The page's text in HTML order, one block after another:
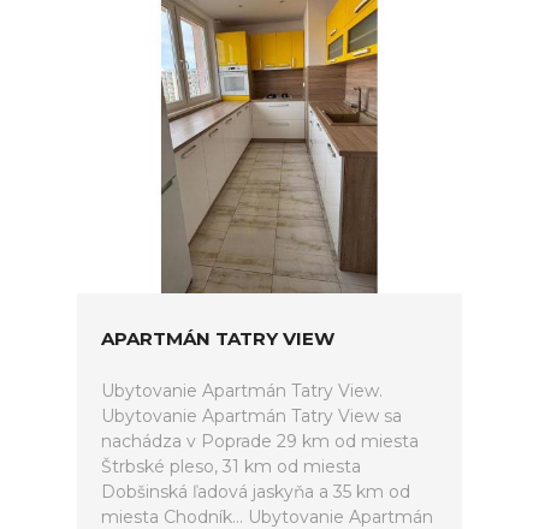
APARTMÁN TATRY VIEW
Ubytovanie Apartmán Tatry View.
Ubytovanie Apartmán Tatry View sa
nachádza v Poprade 29 km od miesta
Štrbské pleso, 31 km od miesta
Dobšinská ľadová jaskyňa a 35 km od
miesta Chodník... Ubytovanie Apartmán